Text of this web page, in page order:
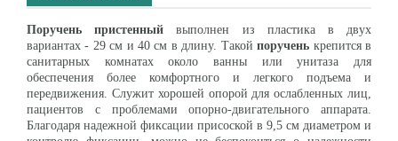
Поручень пристенныйвыполнен из пластика в двух
вариантах - 29 см и 40 см в длину. Такойпоручень крепится в
санитарных комнатах около ванны или унитаза для
обеспечения более комфортного и легкого подъема и
передвижения. Служит хорошей опорой для ослабленных лиц,
пациентов с проблемами опорно-двигательного аппарата.
Благодаря надежной фиксации присоской в 9,5 см диаметром и